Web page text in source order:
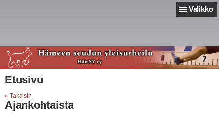
Valikko
Etusivu
« Takaisin
Ajankohtaista